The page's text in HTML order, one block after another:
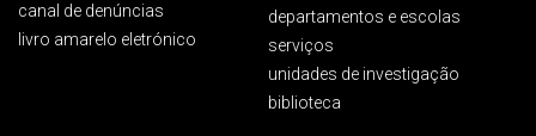
canal de denúncias
livro amarelo eletrónico
departamentos e escolas
serviços
unidades de investigação
biblioteca